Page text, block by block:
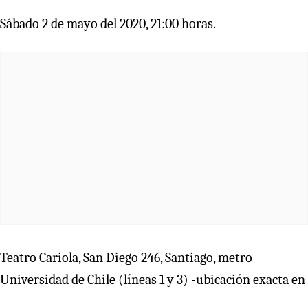
Sábado 2 de mayo del 2020, 21:00 horas.
Teatro Cariola, San Diego 246, Santiago, metro
Universidad de Chile (líneas 1 y 3) -ubicación exacta en